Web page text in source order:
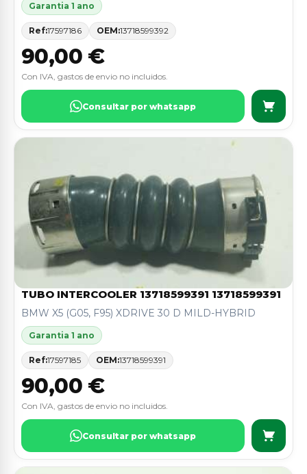
Garantia 1 ano
Ref:17597186 OEM:13718599392
90,00 €
Con IVA, gastos de envio no incluidos.
Consultar por whatsapp
TUBO INTERCOOLER 13718599391 13718599391
BMW X5 (G05, F95) XDRIVE 30 D MILD-HYBRID
Garantia 1 ano
Ref:17597185 OEM:13718599391
90,00 €
Con IVA, gastos de envio no incluidos.
Consultar por whatsapp